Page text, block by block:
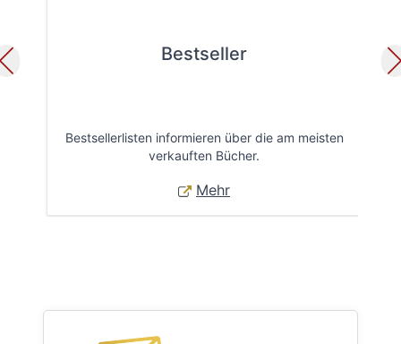
Bestseller
Bestsellerlisten informieren über die am meisten
verkauften Bücher.
Mehr